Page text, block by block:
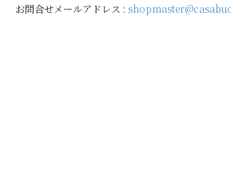
お問合せメールアドレス :